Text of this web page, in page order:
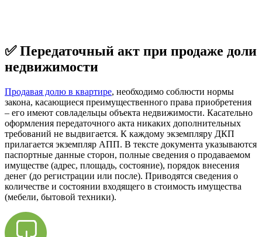
✅ Передаточный акт при продаже доли
недвижимости
Продавая долю в квартире, необходимо соблюсти нормы
закона, касающиеся преимущественного права приобретения
– его имеют совладельцы объекта недвижимости. Касательно
оформления передаточного акта никаких дополнительных
требований не выдвигается. К каждому экземпляру ДКП
прилагается экземпляр АПП. В тексте документа указываются
паспортные данные сторон, полные сведения о продаваемом
имуществе (адрес, площадь, состояние), порядок внесения
денег (до регистрации или после). Приводятся сведения о
количестве и состоянии входящего в стоимость имущества
(мебели, бытовой техники).